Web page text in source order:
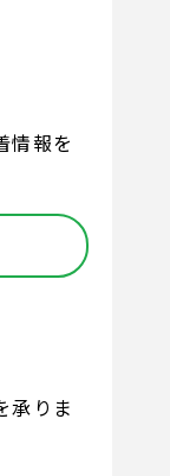
情報を
承りま